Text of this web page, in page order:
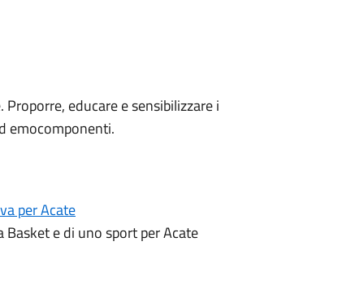
educare e sensibilizzare i
emocomponenti.
per Acate
e di uno sport per Acate